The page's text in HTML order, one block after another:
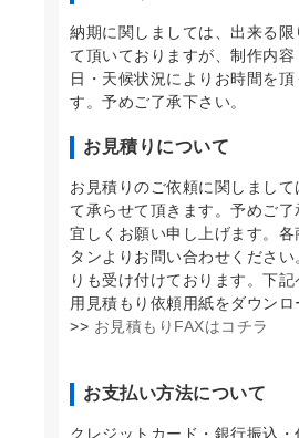
納期に関しましては、出来る
て頂いておりますが、制作内
日・天候状況によりお時間を頂
す。予めご了承下さい。
お見積りについて
お見積りのご依頼に関しまし
て承らせて頂きます。予めご了
宜しくお願い申し上げます。
タンよりお問い合わせくださ
りも受け付けております。下
用見積もり依頼用紙をダウンロ
>> お見積もりFAXはコチラ
お支払い方法について
クレジットカード・銀行振込